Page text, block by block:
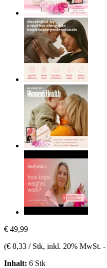
€ 49,99
(€ 8,33 / Stk, inkl. 20% MwSt. -
Inhalt: 6 Stk